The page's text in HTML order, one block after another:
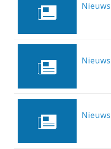
Nieuws
Nieuws